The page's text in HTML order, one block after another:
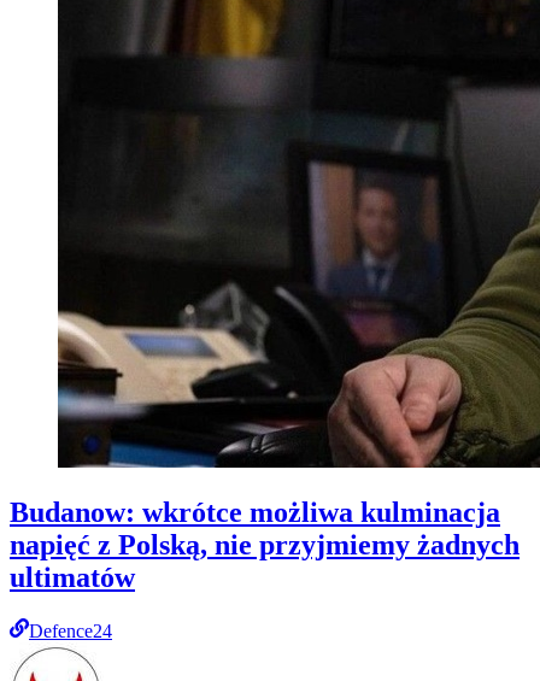
Budanow: wkrótce możliwa kulminacja
napięć z Polską, nie przyjmiemy żadnych
ultimatów
Defence24